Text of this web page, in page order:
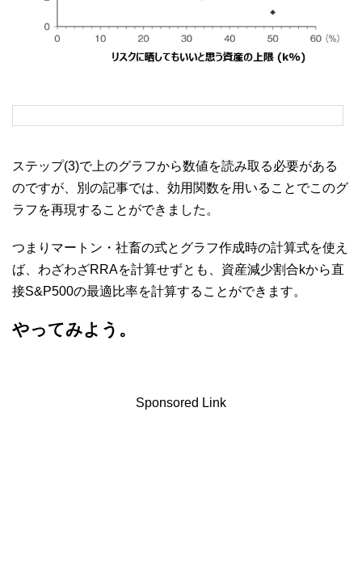
ステップ(3)で上のグラフから数値を読み取る必要がある
のですが、別の記事では、効用関数を用いることでこのグ
ラフを再現することができました。
つまりマートン・社畜の式とグラフ作成時の計算式を使え
ば、わざわざRRAを計算せずとも、資産減少割合kから直
接S&P500の最適比率を計算することができます。
やってみよう。
Sponsored Link